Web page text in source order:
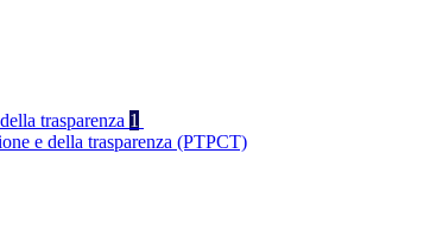
trasparenza 1
e della trasparenza (PTPCT)